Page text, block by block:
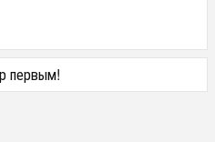
первым!